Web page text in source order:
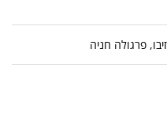
פרגולה חניה